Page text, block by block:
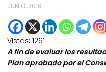
JUNIO, 2019
Vistas: 1261
A fin de evaluar los
Plan aprobado por el